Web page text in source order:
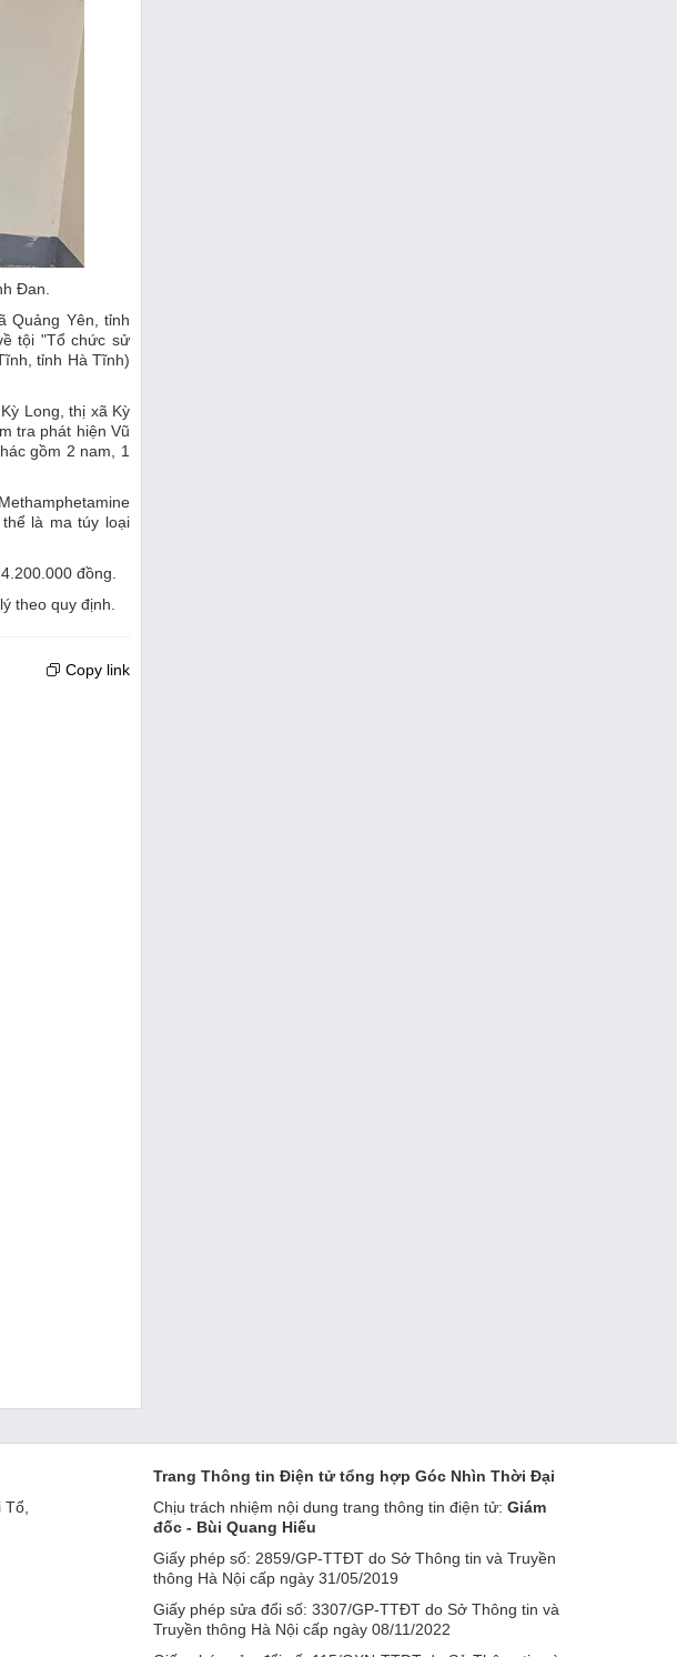
Đan.
Quảng Yên, tỉnh
tội "Tổ chức sử
tỉnh Hà Tĩnh)
Long, thị xã Kỳ
tra phát hiện Vũ
gồm 2 nam, 1
là ma túy loại
đồng.
theo quy định.
Copy link
Trang Thông tin Điện tử tổng hợp Góc Nhìn Thời Đại
Chịu trách nhiệm nội dung trang thông tin điện tử: Giám
đốc - Bùi Quang Hiếu
Giấy phép số: 2859/GP-TTĐT do Sở Thông tin và Truyền
thông Hà Nội cấp ngày 31/05/2019
Giấy phép sửa đổi số: 3307/GP-TTĐT do Sở Thông tin và
Truyền thông Hà Nội cấp ngày 08/11/2022